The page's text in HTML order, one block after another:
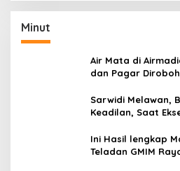
Minut
Air Mata di
dan Pagar
Sarwidi Melawan,
Keadilan, Saat
Ini Hasil lengkap
Teladan GMIM